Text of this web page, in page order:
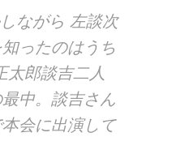
ながら 左談次
ったのはうち
太郎談吉二人
中。談吉さん
会に出演して